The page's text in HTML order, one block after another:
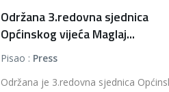
Održana 3.redovna sjednica
Općinskog vijeća Maglaj...
Pisao : Press
Održana je 3.redovna sjednica